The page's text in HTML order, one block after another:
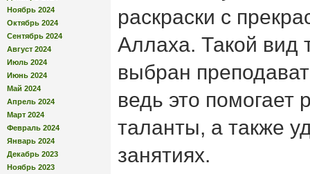
Ноябрь 2024
Октябрь 2024
Сентябрь 2024
Август 2024
Июль 2024
Июнь 2024
Май 2024
Апрель 2024
Март 2024
Февраль 2024
Январь 2024
Декабрь 2023
Ноябрь 2023
раскраски с
Аллаха. Такой вид
выбран
ведь это помогает
таланты, а также
занятиях.